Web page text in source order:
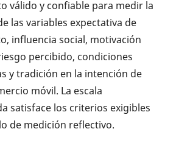
válido y confiable para medir la
las variables expectativa de
influencia social, motivación
percibido, condiciones
y tradición en la intención de
móvil. La escala
satisface los criterios exigibles
de medición reflectivo.